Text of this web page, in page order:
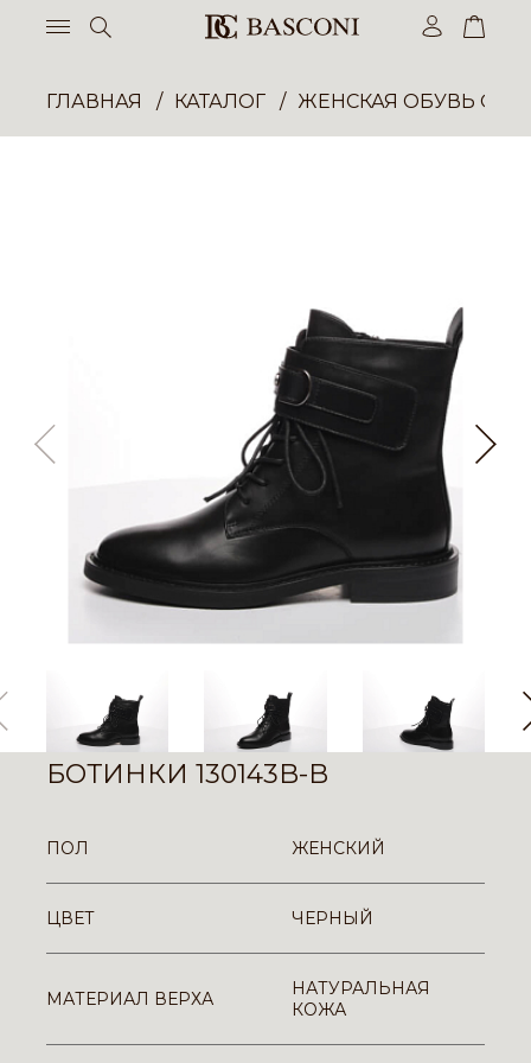
ГЛАВНАЯ КАТАЛОГ ЖЕНСКАЯ ОБУВЬ
БОТИНКИ 130143B-B
ПОЛ ЖЕНСКИЙ
ЦВЕТ ЧЕРНЫЙ
МАТЕРИАЛ ВЕРХА
НАТУРАЛЬНАЯ
КОЖА